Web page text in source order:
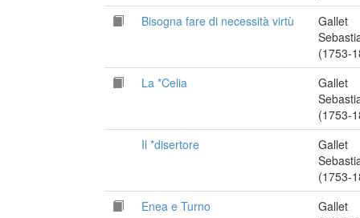
Bisogna fare di necessità virtù
Gallet
(1753-
La *Celia
Gallet
(1753-
Il *disertore
Gallet
(1753-
Enea e Turno
Gallet